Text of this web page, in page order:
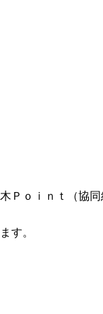
Ｐｏｉｎｔ（協
す。